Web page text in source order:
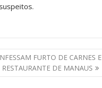
FURTO DE CARNES E
RESTAURANTE DE MANAUS